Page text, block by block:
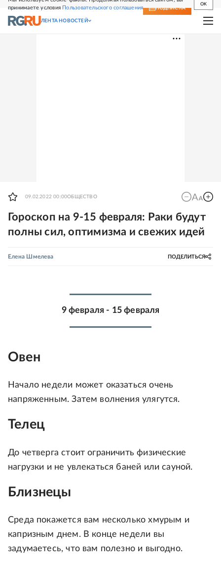
принимаете условия Пользовательского соглашения
OK
СВЕЖИЙ НОМЕР ПОДПИСКА
ЛЕНТА НОВОСТЕЙ
09.02.2022 00:00ОБЩЕСТВО
Гороскоп на 9-15 февраля: Раки будут
полны сил, оптимизма и свежих идей
Елена Шмелева ПОДЕЛИТЬСЯ
9 февраля - 15 февраля
Овен
Начало недели может оказаться очень
напряженным. Затем волнения улягутся.
Телец
До четверга стоит ограничить физические
нагрузки и не увлекаться баней или сауной.
Близнецы
Среда покажется вам несколько хмурым и
капризным днем. В конце недели вы
задумаетесь, что вам полезно и выгодно.